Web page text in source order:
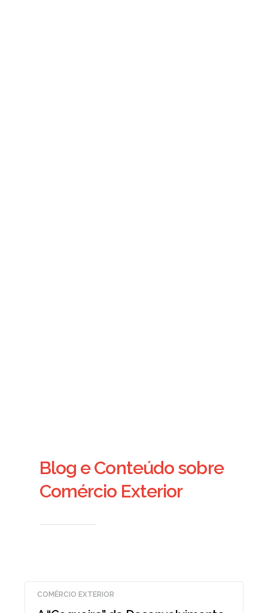
Blog e Conteúdo sobre
Comércio Exterior
COMÉRCIO EXTERIOR